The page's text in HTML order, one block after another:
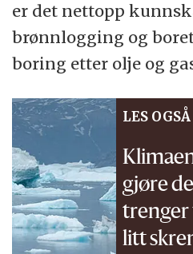
er det nettopp
brønnlogging og
boring etter olje og
LES OGSÅ
gjøre
trenger
litt